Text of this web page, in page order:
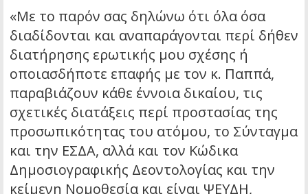
«Με το παρόν σας δηλώνω ότι όλα όσα
διαδίδονται και αναπαράγονται περί δήθεν
διατήρησης ερωτικής μου σχέσης ή
οποιασδήποτε επαφής με τον κ. Παππά,
παραβιάζουν κάθε έννοια δικαίου, τις
σχετικές διατάξεις περί προστασίας της
προσωπικότητας του ατόμου, το Σύνταγμα
και την ΕΣΔΑ, αλλά και τον Κώδικα
Δημοσιογραφικής Δεοντολογίας και την
κείμενη Νομοθεσία και είναι ΨΕΥΔΗ,